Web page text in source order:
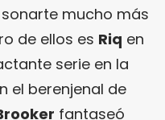
mucho más
de ellos es Riq en
serie en la
el berenjenal de
fantaseó